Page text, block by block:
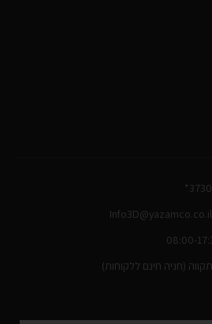
Info3D@yazamco.co.il